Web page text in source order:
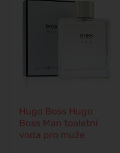
Hugo Boss Hugo
Boss Man toaletní
voda pro muže